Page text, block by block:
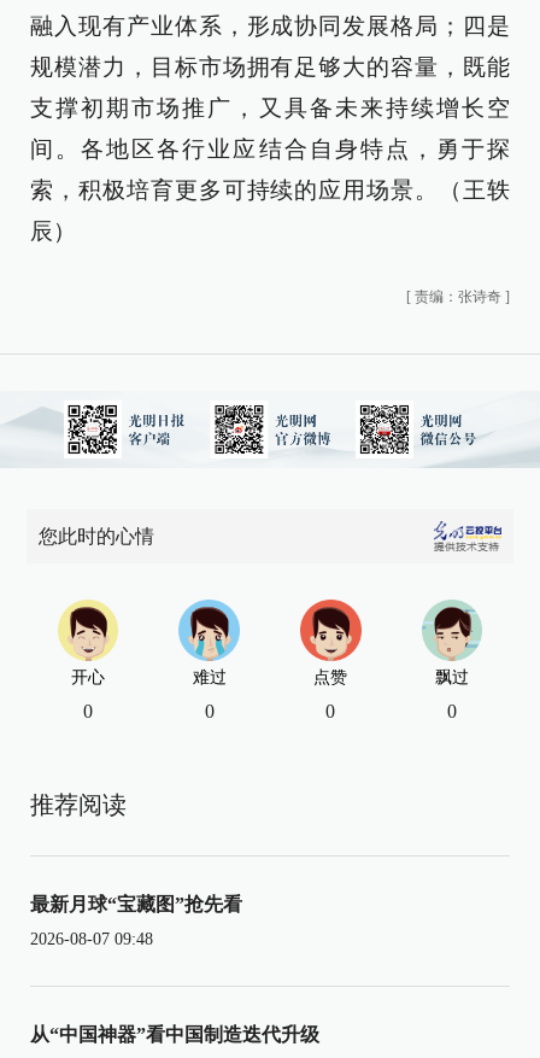
融入现有产业体系，形成协同发展格局；四是
规模潜力，目标市场拥有足够大的容量，既能
支撑初期市场推广，又具备未来持续增长空
间。各地区各行业应结合自身特点，勇于探
索，积极培育更多可持续的应用场景。（王轶
辰）
[ 责编：张诗奇 ]
您此时的心情
开心
0
难过
0
点赞
0
飘过
0
推荐阅读
最新月球“宝藏图”抢先看
2026-08-07 09:48
从“中国神器”看中国制造迭代升级